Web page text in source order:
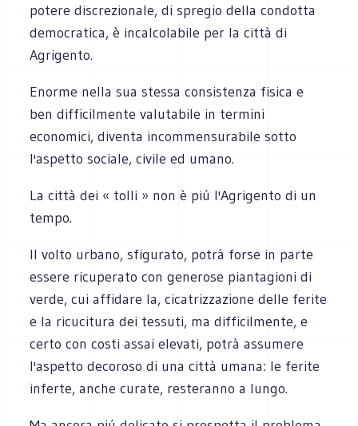
potere discrezionale, di spregio della condotta
democratica, è incalcolabile per la città di
Agrigento.
Enorme nella sua stessa consistenza fisica e
ben difficilmente valutabile in termini
economici, diventa incommensurabile sotto
l'aspetto sociale, civile ed umano.
La città dei « tolli » non è piú l'Agrigento di un
tempo.
Il volto urbano, sfigurato, potrà forse in parte
essere ricuperato con generose piantagioni di
verde, cui affidare la, cicatrizzazione delle ferite
e la ricucitura dei tessuti, ma difficilmente, e
certo con costi assai elevati, potrà assumere
l'aspetto decoroso di una città umana: le ferite
inferte, anche curate, resteranno a lungo.